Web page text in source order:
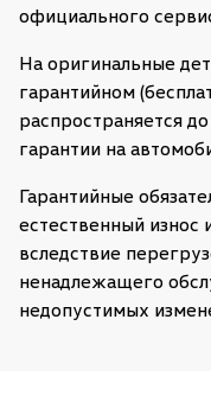
официального
На оригинальные
гарантийном
распространяется
гарантии на
Гарантийные
естественный
вследствие
ненадлежащего
недопустимых